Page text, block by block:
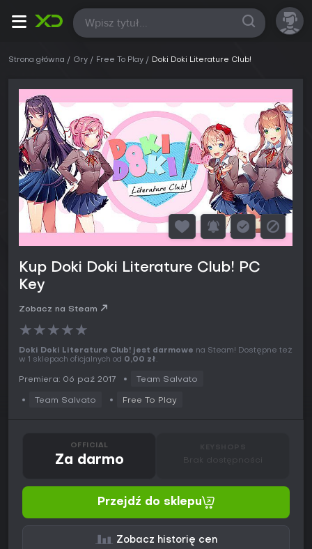
Wszystkie
Strona główna Gry Free To Play Doki Doki Literature Club!
Kup Doki Doki Literature Club! PC
Key
Zobacz na Steam
★★★★★
Doki Doki Literature Club! jest darmowe na Steam! Dostępne też
w 1 sklepach oficjalnych od 0,00 zł.
Premiera: 06 paź 2017 Team Salvato
Team Salvato Free To Play
OFFICIAL
Za darmo Brak dostępności
Przejdź do sklepu
Zobacz historię cen